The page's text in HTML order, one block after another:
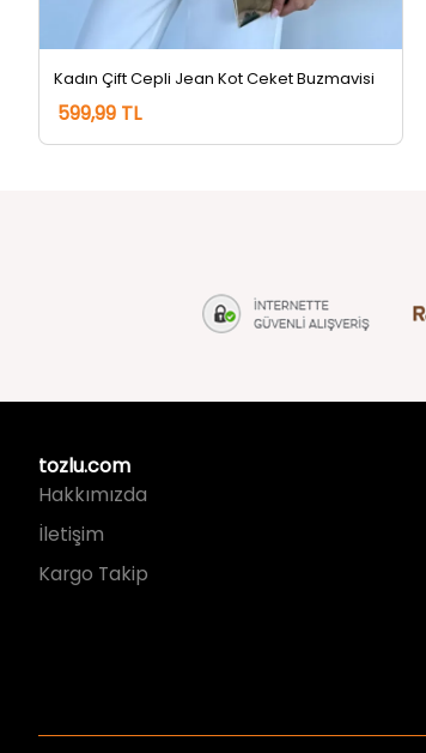
Kadın Çift Cepli Jean Kot Ceket Buzmavisi
599,99 TL
tozlu.com
İletişim
Kargo Takip